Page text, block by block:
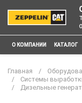
О КОМПАНИИ КАТАЛОГ
Главная
Системы
Дизельные